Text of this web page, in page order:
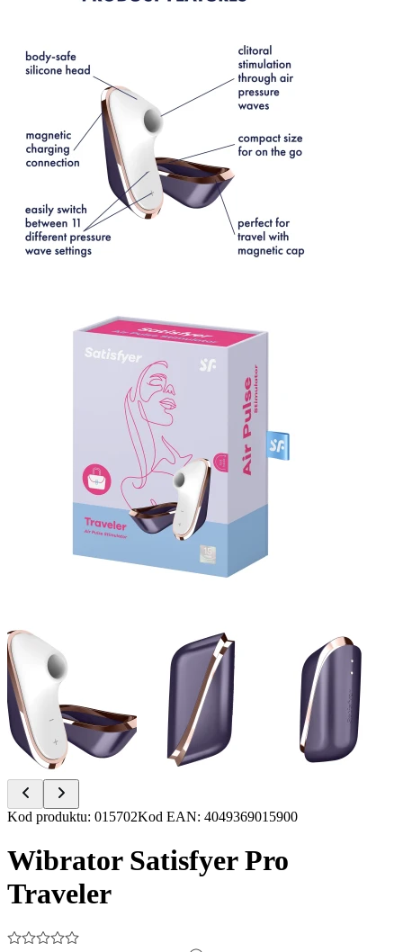
Item
of
7
Kod produktu: 015702Kod EAN: 4049369015900
Wibrator Satisfyer Pro
Traveler